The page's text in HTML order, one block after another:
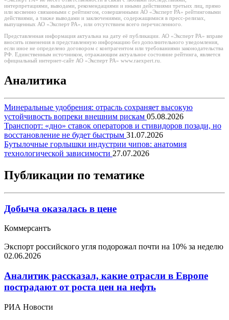
интерпретациями, выводами, рекомендациями и иными действиями третьих лиц, прямо
или косвенно связанными с рейтингом, совершенными АО «Эксперт РА» рейтинговыми
действиями, а также выводами и заключениями, содержащимися в пресс-релизах,
выпущенных АО «Эксперт РА», или отсутствием всего перечисленного.
Представленная информация актуальна на дату её публикации. АО «Эксперт РА» вправе
вносить изменения в представленную информацию без дополнительного уведомления,
если иное не определено договором с контрагентом или требованиями законодательства
РФ. Единственным источником, отражающим актуальное состояние рейтинга, является
официальный интернет-сайт АО «Эксперт РА» www.raexpert.ru.
Аналитика
Минеральные удобрения: отрасль сохраняет высокую
устойчивость вопреки внешним рискам 05.08.2026
Транспорт: «дно» ставок операторов и стивидоров позади, но
восстановление не будет быстрым 31.07.2026
Бутылочные горлышки индустрии чипов: анатомия
технологической зависимости 27.07.2026
Публикации по тематике
Добыча оказалась в цене
Коммерсантъ
Экспорт российского угля подорожал почти на 10% за неделю
02.06.2026
Аналитик рассказал, какие отрасли в Европе
пострадают от роста цен на нефть
РИА Новости